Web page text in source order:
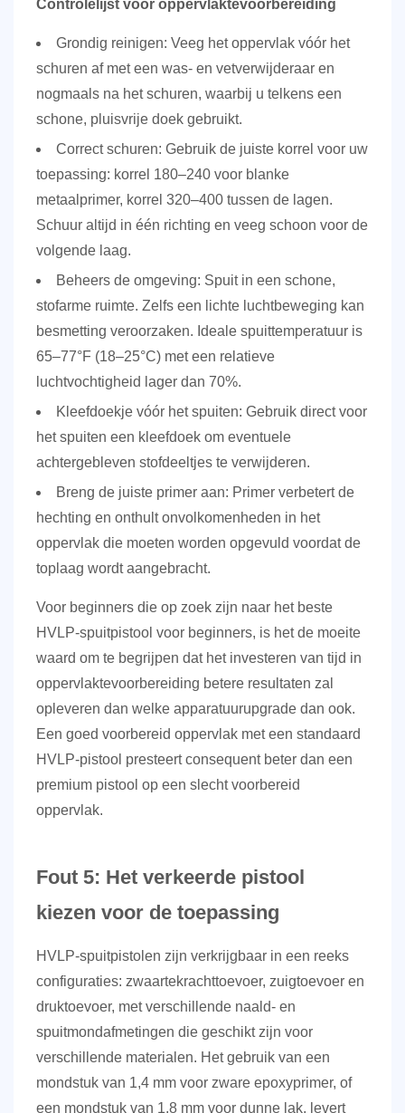
Controlelijst voor oppervlaktevoorbereiding
Grondig reinigen: Veeg het oppervlak vóór het
schuren af met een was- en vetverwijderaar en
nogmaals na het schuren, waarbij u telkens een
schone, pluisvrije doek gebruikt.
Correct schuren: Gebruik de juiste korrel voor uw
toepassing: korrel 180–240 voor blanke
metaalprimer, korrel 320–400 tussen de lagen.
Schuur altijd in één richting en veeg schoon voor de
volgende laag.
Beheers de omgeving: Spuit in een schone,
stofarme ruimte. Zelfs een lichte luchtbeweging kan
besmetting veroorzaken. Ideale spuittemperatuur is
65–77°F (18–25°C) met een relatieve
luchtvochtigheid lager dan 70%.
Kleefdoekje vóór het spuiten: Gebruik direct voor
het spuiten een kleefdoek om eventuele
achtergebleven stofdeeltjes te verwijderen.
Breng de juiste primer aan: Primer verbetert de
hechting en onthult onvolkomenheden in het
oppervlak die moeten worden opgevuld voordat de
toplaag wordt aangebracht.
Voor beginners die op zoek zijn naar het beste
HVLP-spuitpistool voor beginners, is het de moeite
waard om te begrijpen dat het investeren van tijd in
oppervlaktevoorbereiding betere resultaten zal
opleveren dan welke apparatuurupgrade dan ook.
Een goed voorbereid oppervlak met een standaard
HVLP-pistool presteert consequent beter dan een
premium pistool op een slecht voorbereid
oppervlak.
Fout 5: Het verkeerde pistool
kiezen voor de toepassing
HVLP-spuitpistolen zijn verkrijgbaar in een reeks
configuraties: zwaartekrachttoevoer, zuigtoevoer en
druktoevoer, met verschillende naald- en
spuitmondafmetingen die geschikt zijn voor
verschillende materialen. Het gebruik van een
mondstuk van 1,4 mm voor zware epoxyprimer, of
een mondstuk van 1,8 mm voor dunne lak, levert